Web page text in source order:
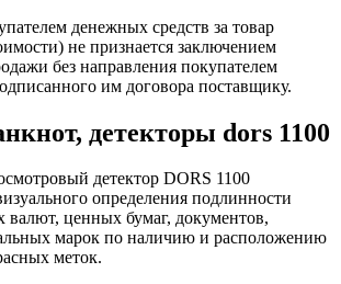
денежных средств за товар
не признается заключением
без направления покупателем
им договора поставщику.
детекторы dors 1100
детектор DORS 1100
определения подлинности
валют, ценных бумаг, документов,
марок по наличию и расположению
меток.